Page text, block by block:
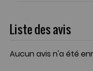
Liste des avis
Aucun avis n'a été